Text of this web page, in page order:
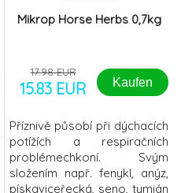
Mikrop Horse Herbs 0,7kg
17.98 EUR
15.83 EUR Kaufen
Příznivě působí při dýchacích
potížích a respiračních
problémechkoní. Svým
složením např. fenykl, anýz,
pískaviceřecká, seno, tymián